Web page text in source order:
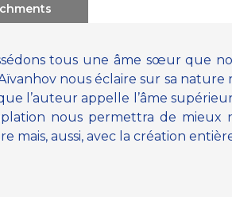
tous une âme sœur que
nous éclaire sur sa
l’auteur appelle l’âme
nous permettra de mieux
mais, aussi, avec la création